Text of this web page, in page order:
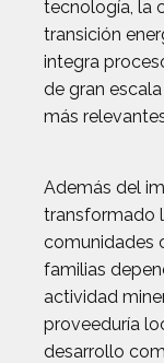
tecnología, la
transición
integra
de gran
más
Además del
transformado
comunidades
familias
actividad
proveeduría
desarrollo